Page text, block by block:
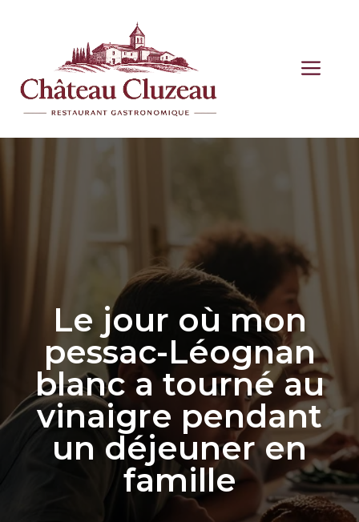
Le jour où mon
pessac-Léognan
blanc a tourné au
vinaigre pendant
un déjeuner en
famille